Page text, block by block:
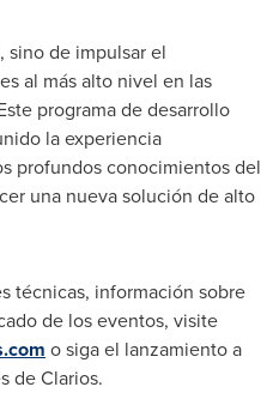
sino de impulsar el
al más alto nivel en las
programa de desarrollo
la experiencia
profundos conocimientos del
una nueva solución de alto
técnicas, información sobre
de los eventos, visite
o siga el lanzamiento a
de Clarios.